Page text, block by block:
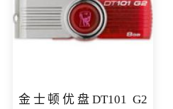
金士顿优盘DT101 G2